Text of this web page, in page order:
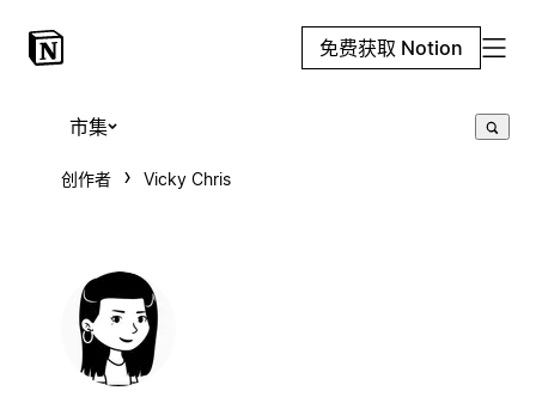
免费获取 Notion
市集
创作者 Vicky Chris